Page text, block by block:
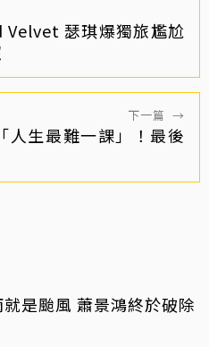
Velvet 瑟琪爆獨旅尷尬
下一篇 →
人生最難一課」！最後
是颱風 蕭景鴻終於破除